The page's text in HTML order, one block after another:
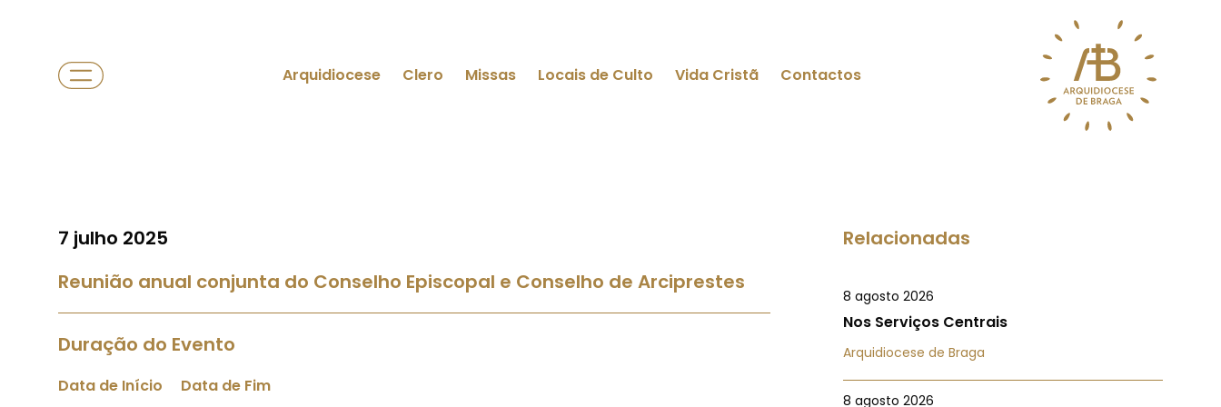
Arquidiocese Clero Missas Locais de Culto Vida Cristã Contactos
7 julho 2025
Reunião anual conjunta do Conselho Episcopal e Conselho de Arciprestes
Duração do Evento
Data de Início Data de Fim
Relacionadas
8 agosto 2026
Nos Serviços Centrais
Arquidiocese de Braga
8 agosto 2026